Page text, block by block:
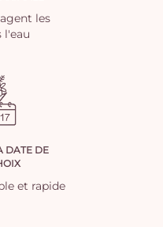
les
l'eau
DATE DE
et rapide